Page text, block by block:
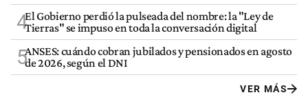
4El Gobierno perdió la pulseada del nombre: la "Ley de
Tierras" se impuso en toda la conversación digital
5ANSES: cuándo cobran jubilados y pensionados en agosto
de 2026, según el DNI
VER MÁS